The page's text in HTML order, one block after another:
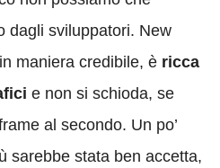
dagli sviluppatori. New
maniera credibile, è ricca
e non si schioda, se
al secondo. Un po’
sarebbe stata ben accetta,